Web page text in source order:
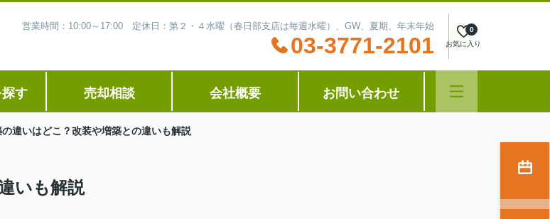
営業時間：10:00～17:00 定休日：第２・４水曜（春日部支店は毎週水曜）、GW、夏期、年末年始
03-3771-2101 お気に入り
0
す 売却相談 会社概要 お問い合わせ
違いはどこ？改装や増築との違いも解説
いも解説